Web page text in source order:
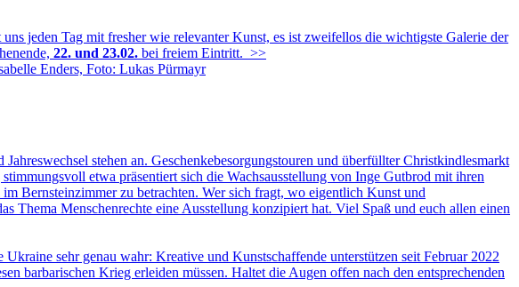
jeden Tag mit fresher wie relevanter Kunst, es ist zweifellos die wichtigste Galerie der
22. und 23.02. bei freiem Eintritt. >>
stehen an. Geschenkebesorgungstouren und überfüllter Christkindlesmarkt
etwa präsentiert sich die Wachsausstellung von Inge Gutbrod mit ihren
Bernsteinzimmer zu betrachten. Wer sich fragt, wo eigentlich Kunst und
Thema Menschenrechte eine Ausstellung konzipiert hat. Viel Spaß und euch allen einen
sehr genau wahr: Kreative und Kunstschaffende unterstützen seit Februar 2022
barbarischen Krieg erleiden müssen. Haltet die Augen offen nach den entsprechenden